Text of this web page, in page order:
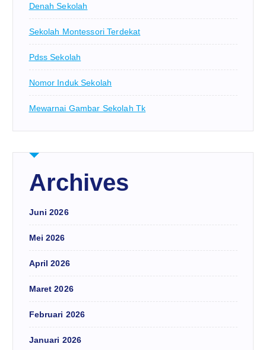
Denah Sekolah
Sekolah Montessori Terdekat
Pdss Sekolah
Nomor Induk Sekolah
Mewarnai Gambar Sekolah Tk
Archives
Juni 2026
Mei 2026
April 2026
Maret 2026
Februari 2026
Januari 2026